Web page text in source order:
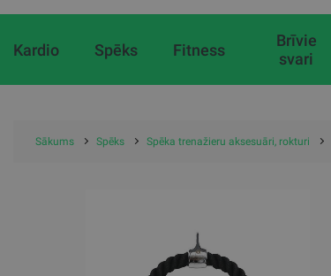
Kardio Spēks Fitness
Brīvie
svari
Sākums Spēks Spēka trenažieru aksesuāri, rokturi